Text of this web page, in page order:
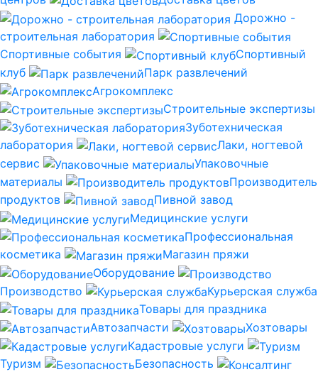
Дорожно -
строительная лаборатория
Спортивные события
Спортивный
клуб
Парк развлечений
Агрокомплекс
Строительные экспертизы
Зуботехническая
лаборатория
Лаки, ногтевой
сервис
Упаковочные
материалы
Производитель
продуктов
Пивной завод
Медицинские услуги
Профессиональная
косметика
Магазин пряжи
Оборудование
Производство
Курьерская служба
Товары для праздника
Автозапчасти
Хозтовары
Кадастровые услуги
Туризм
Безопасность